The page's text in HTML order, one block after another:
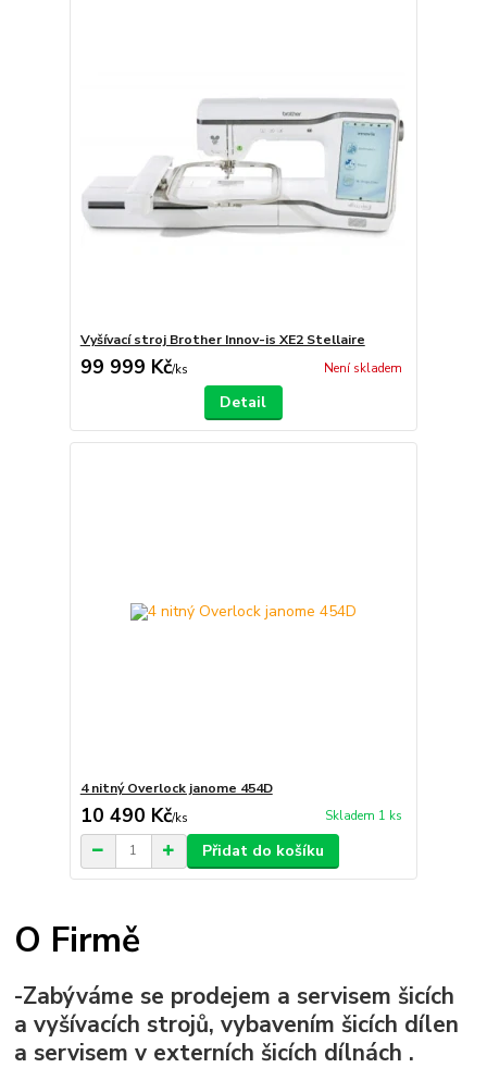
Vyšívací stroj Brother Innov-is XE2 Stellaire
99 999 Kč/ks Není skladem
Detail
4 nitný Overlock janome 454D
10 490 Kč/ks Skladem 1 ks
Přidat do košíku
O Firmě
-Zabýváme se prodejem a servisem šicích
a vyšívacích strojů, vybavením šicích dílen
a servisem v externích šicích dílnách .